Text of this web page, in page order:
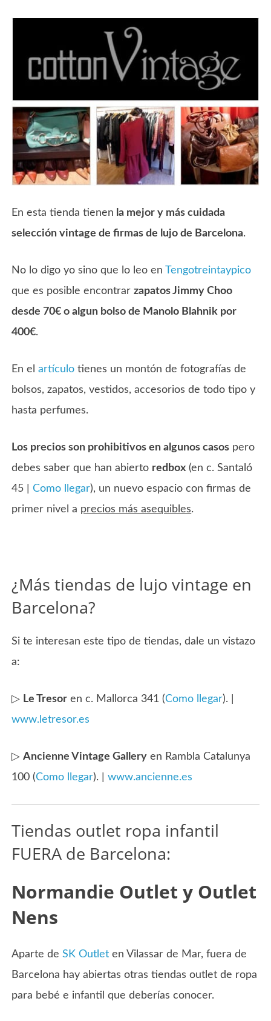
En esta tienda tienen la mejor y más cuidada
selección vintage de firmas de lujo de Barcelona.
No lo digo yo sino que lo leo enTengotreintaypico
que es posible encontrarzapatos Jimmy Choo
desde 70€ o algun bolso de Manolo Blahnik por
400€.
En elartículo tienes un montón de fotografías de
bolsos, zapatos, vestidos, accesorios de todo tipo y
hasta perfumes.
Los precios son prohibitivos en algunos casos pero
debes saber que han abierto redbox (en c. Santaló
45 |Como llegar), un nuevo espacio con firmas de
primer nivel a precios más asequibles.
¿Más tiendas de lujo vintage en
Barcelona?
Si te interesan este tipo de tiendas, dale un vistazo
a:
▷ Le Tresor en c. Mallorca 341 (Como llegar). |
www.letresor.es
▷Ancienne Vintage Gallery en Rambla Catalunya
100 (Como llegar). |www.ancienne.es
Tiendas outlet ropa infantil
FUERA de Barcelona:
Normandie Outlet y Outlet
Nens
Aparte deSK Outlet en Vilassar de Mar, fuera de
Barcelona hay abiertas otras tiendas outlet de ropa
para bebé e infantil que deberías conocer.